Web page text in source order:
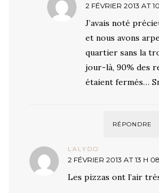
2 FÉVRIER 2013 AT
J’avais noté
et nous avons
quartier sans la
jour-là, 90% des
étaient fermés…
RÉPONDRE
LALYDO
2 FÉVRIER 2013 AT 13 H
Les pizzas ont l’air